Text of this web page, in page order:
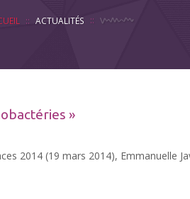
ACTUALITÉS
»
2014 (19 mars 2014), Emmanuelle